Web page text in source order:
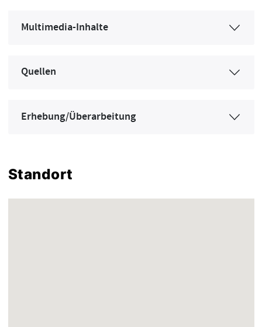
Multimedia-Inhalte
Quellen
Erhebung/Überarbeitung
Standort